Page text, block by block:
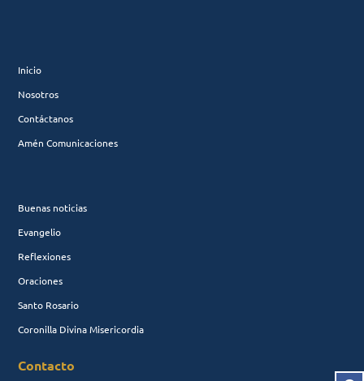
Inicio
Nosotros
Contáctanos
Amén Comunicaciones
Buenas noticias
Evangelio
Reflexiones
Oraciones
Santo Rosario
Coronilla Divina Misericordia
Contacto